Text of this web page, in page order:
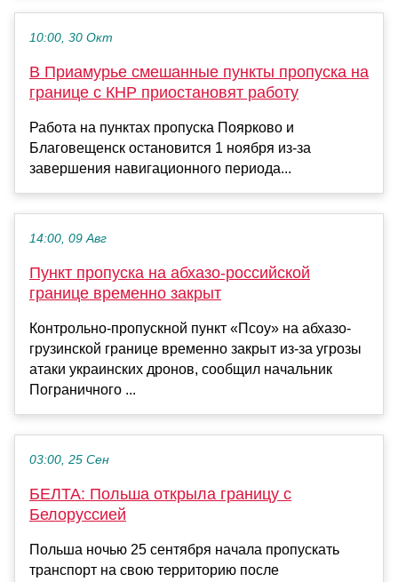
10:00, 30 Окт
В Приамурье смешанные пункты пропуска на
границе с КНР приостановят работу
Работа на пунктах пропуска Поярково и
Благовещенск остановится 1 ноября из-за
завершения навигационного периода...
14:00, 09 Авг
Пункт пропуска на абхазо-российской
границе временно закрыт
Контрольно-пропускной пункт «Псоу» на абхазо-
грузинской границе временно закрыт из-за угрозы
атаки украинских дронов, сообщил начальник
Пограничного ...
03:00, 25 Сен
БЕЛТА: Польша открыла границу с
Белоруссией
Польша ночью 25 сентября начала пропускать
транспорт на свою территорию после